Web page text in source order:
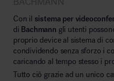
Area outdoor
Con il sistema per
di Bachmann gli utenti
proprio device al sistema di
condividendo senza sforzo i
caricando al tempo stesso i
Tutto ciò grazie ad un unico